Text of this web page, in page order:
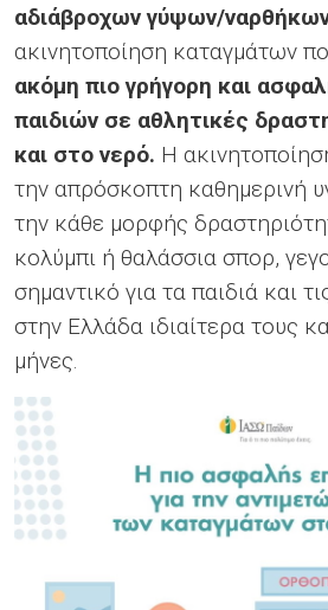
αδιάβροχων γύψων/
ακινητοποίηση καταγμάτων
ακόμη πιο γρήγορη και
παιδιών σε αθλητικές
και στο νερό. Η
την απρόσκοπτη καθημερινή
την κάθε μορφής
κολύμπι ή θαλάσσια σπορ,
σημαντικό για τα παιδιά και
στην Ελλάδα ιδιαίτερα τους
μήνες.